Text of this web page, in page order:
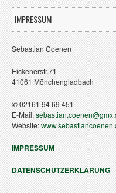
IMPRESSUM
Sebastian Coenen
Eickenerstr.71
41061 Mönchengladbach
✆ 02161 94 69 451
E-Mail:
Website:
IMPRESSUM
DATENSCHUTZERKLÄRUNG